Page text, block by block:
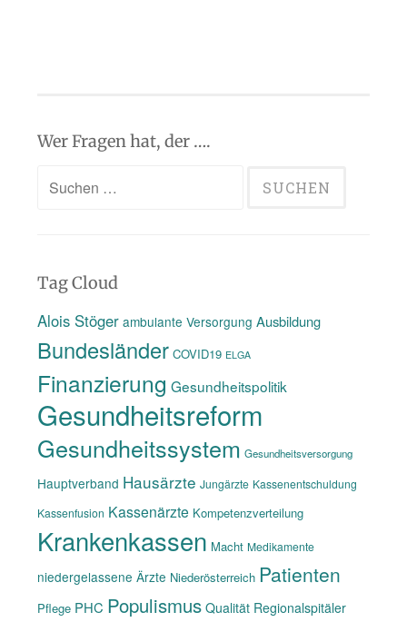
Wer Fragen hat, der ….
Suchen
Tag Cloud
Alois Stöger ambulante Versorgung Ausbildung
Bundesländer COVID19 ELGA
Finanzierung Gesundheitspolitik
Gesundheitsreform
Gesundheitssystem Gesundheitsversorgung
Hauptverband Hausärzte Jungärzte Kassenentschuldung
Kassenfusion Kassenärzte Kompetenzverteilung
Krankenkassen Macht Medikamente
niedergelassene Ärzte Niederösterreich Patienten
Pflege PHC Populismus Qualität Regionalspitäler